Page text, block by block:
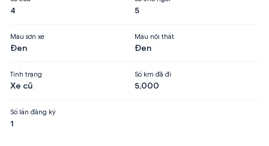
4 5
Màu sơn xe
Đen
Màu nội thất
Đen
Tình trạng
Xe cũ
Số km đã đi
5,000
Số lần đăng ký
1